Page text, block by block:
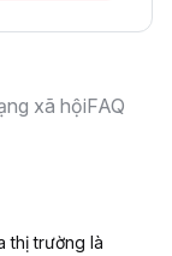
xã hộiFAQ
thị trường là